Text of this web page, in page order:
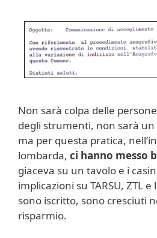
Non sarà colpa delle
degli strumenti, non sarà
ma per questa pratica,
lombarda, ci hanno messo
giaceva su un tavolo e i
implicazioni su TARSU, ZTL
sono iscritto, sono cresciuti
risparmio.